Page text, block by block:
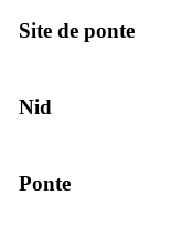
Site de ponte
Nid
Ponte